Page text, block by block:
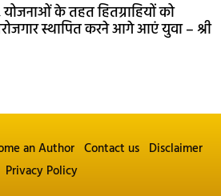
योजनाओं के तहत हितग्राहियों को
स्थापित करने आगे आएं युवा – श्री
an Author Contact us Disclaimer
Privacy Policy